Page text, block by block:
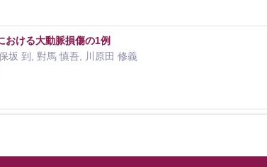
おける大動脈損傷の1例
坂 到, 對馬 慎吾, 川原田 修義